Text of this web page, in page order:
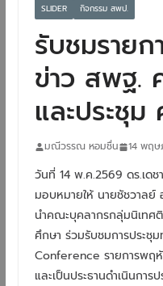
SLIDER กิจกรรม สพป.
รับชมรายก
ข่าว สพฐ.
และประชุม
มณีวรรณ หอมชื่น 14 พฤ
วันที่ 14 พ.ค.2569 ดร.เด
มอบหมายให้ นายชัชวาลย์
นำคณะบุคลากรกลุ่มนิเทศ
ศึกษา ร่วมรับชมการประชุ
Conference รายการพฤ
และเป็นประธานดำเนินกา